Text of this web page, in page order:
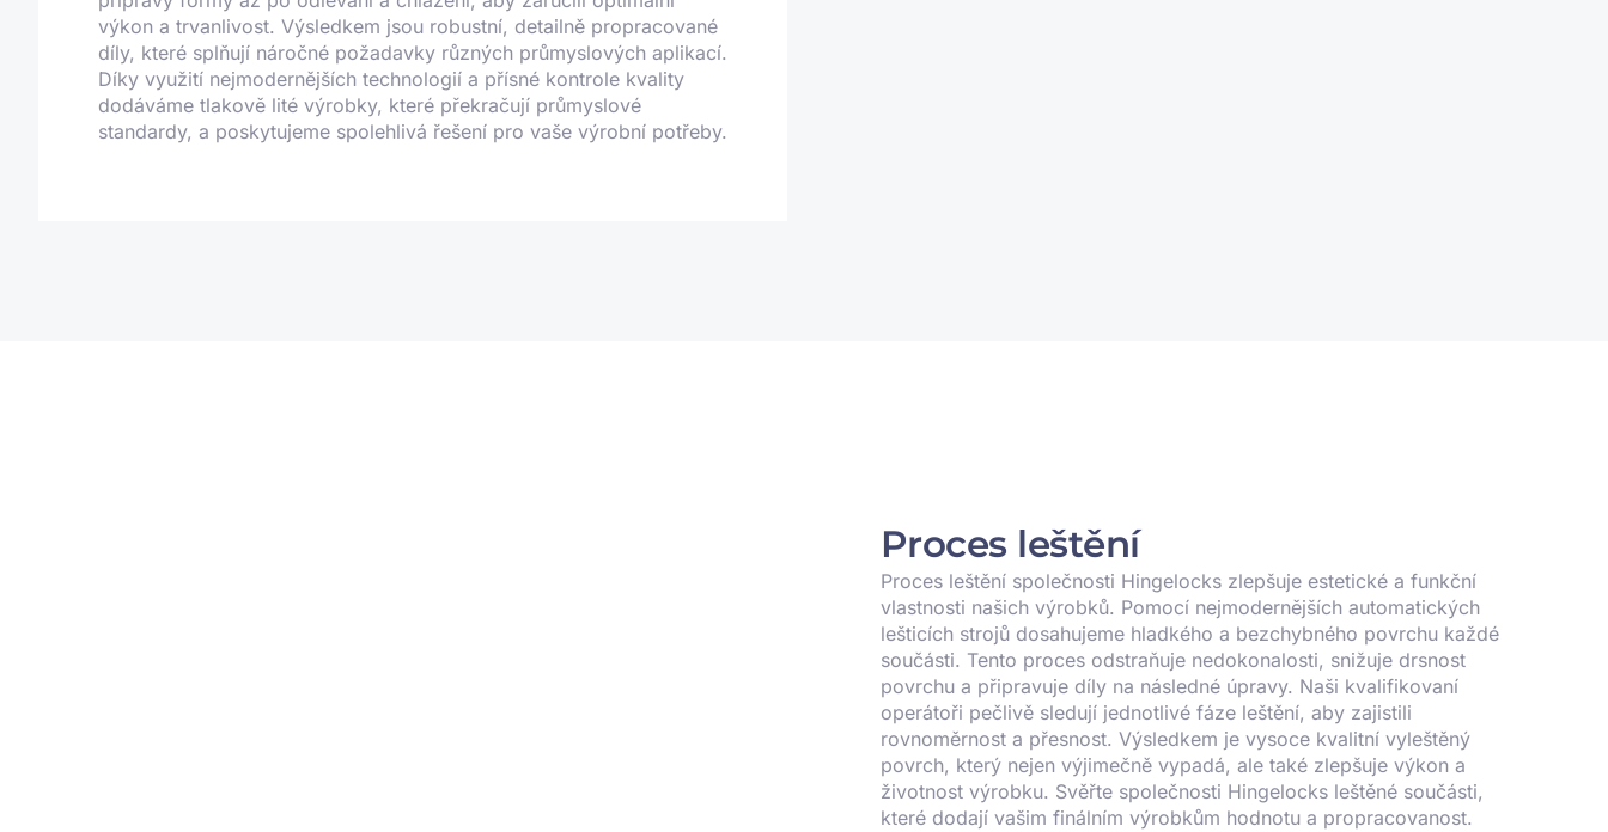
výkon a trvanlivost. Výsledkem jsou robustní, detailně propracované
díly, které splňují náročné požadavky různých průmyslových aplikací.
Díky využití nejmodernějších technologií a přísné kontrole kvality
dodáváme tlakově lité výrobky, které překračují průmyslové
standardy, a poskytujeme spolehlivá řešení pro vaše výrobní potřeby.
Proces leštění
Proces leštění společnosti Hingelocks zlepšuje estetické a funkční
vlastnosti našich výrobků. Pomocí nejmodernějších automatických
lešticích strojů dosahujeme hladkého a bezchybného povrchu každé
součásti. Tento proces odstraňuje nedokonalosti, snižuje drsnost
povrchu a připravuje díly na následné úpravy. Naši kvalifikovaní
operátoři pečlivě sledují jednotlivé fáze leštění, aby zajistili
rovnoměrnost a přesnost. Výsledkem je vysoce kvalitní vyleštěný
povrch, který nejen výjimečně vypadá, ale také zlepšuje výkon a
životnost výrobku. Svěřte společnosti Hingelocks leštěné součásti,
které dodají vašim finálním výrobkům hodnotu a propracovanost.